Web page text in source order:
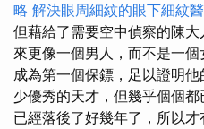
略 解決眼周細紋的眼下細紋
但藉給了需要空中偵察的陳大
來更像一個男人，而不是一
成為第一個保鏢，足以證明
少優秀的天才，但幾乎個個都
已經落後了好幾年了，所以